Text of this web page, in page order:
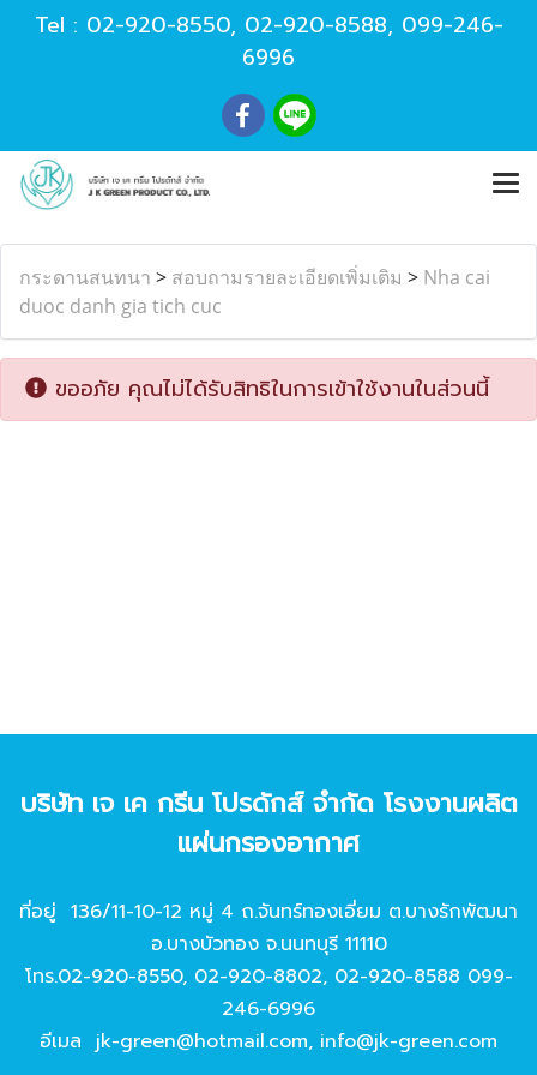
Tel : 02-920-8550, 02-920-8588, 099-246-
6996
กระดานสนทนา > สอบถามรายละเอียดเพิ่มเติม > Nha cai
duoc danh gia tich cuc
ขออภัย คุณไม่ได้รับสิทธิในการเข้าใช้งานในส่วนนี้
บริษัท เจ เค กรีน โปรดักส์ จํากัด โรงงานผลิต
แผ่นกรองอากาศ
ที่อยู่ 136/11-10-12 หมู่ 4 ถ.จันทร์ทองเอี่ยม ต.บางรักพัฒนา
อ.บางบัวทอง จ.นนทบุรี 11110
โทร.02-920-8550, 02-920-8802, 02-920-8588 099-
246-6996
อีเมล jk-green@hotmail.com, info@jk-green.com